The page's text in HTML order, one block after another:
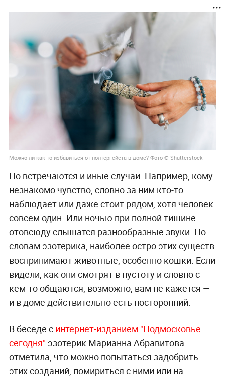
Можно ли как-то избавиться от полтергейста в доме? Фото © Shutterstock
Но встречаются и иные случаи. Например, кому
незнакомо чувство, словно за ним кто-то
наблюдает или даже стоит рядом, хотя человек
совсем один. Или ночью при полной тишине
отовсюду слышатся разнообразные звуки. По
словам эзотерика, наиболее остро этих существ
воспринимают животные, особенно кошки. Если
видели, как они смотрят в пустоту и словно с
кем-то общаются, возможно, вам не кажется —
и в доме действительно есть посторонний.
В беседе с интернет-изданием "Подмосковье
сегодня" эзотерик Марианна Абравитова
отметила, что можно попытаться задобрить
этих созданий, помириться с ними или на